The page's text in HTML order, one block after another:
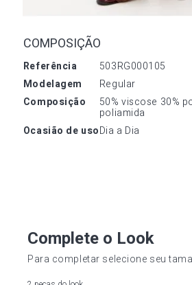
COMPOSIÇÃO
referência
503RG000105
modelagem
Regular
composição
50% viscose 30%
poliamida
ocasião de usoDia a Dia
Complete o Look
Para completar selecione seu